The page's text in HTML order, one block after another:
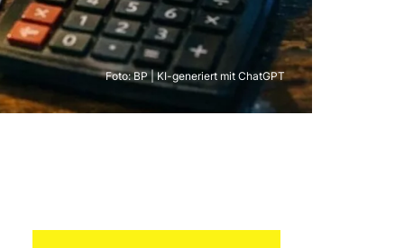
Foto: BP | KI-generiert mit ChatGPT